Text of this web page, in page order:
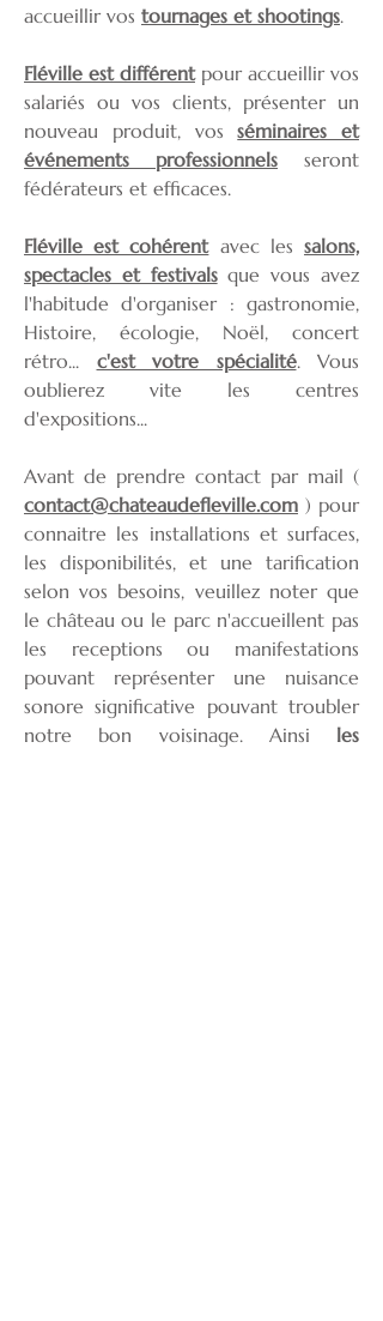
accueillir vos tournages et shootings.
Fléville est différentpour accueillir vos
salariés ou vos clients, présenter un
nouveau produit, vosséminaires et
événements professionnels seront
fédérateurs et efficaces.
Fléville est cohérentavec lessalons,
spectacles et festivalsque vous avez
l'habitude d'organiser : gastronomie,
Histoire, écologie, Noël, concert
rétro... c'est votre spécialité. Vous
oublierez vite les centres
d'expositions...
Avant de prendre contact par mail (
contact@chateaudefleville.com ) pour
connaitre les installations et surfaces,
les disponibilités, et une tarification
selon vos besoins, veuillez noter que
le château ou le parc n'accueillent pas
les receptions ou manifestations
pouvant représenter une nuisance
sonore significative pouvant troubler
notre bon voisinage. Ainsi les